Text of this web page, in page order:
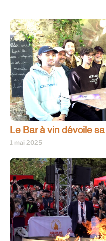
Le Bar à vin dévoile
1 mai 2025